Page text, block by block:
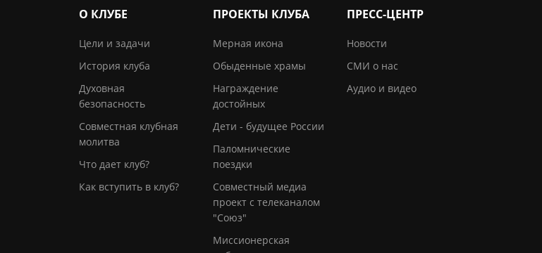
О КЛУБЕ
Цели и задачи
История клуба
Духовная
безопасность
Совместная клубная
молитва
Что дает клуб?
Как вступить в клуб?
ПРОЕКТЫ КЛУБА
Мерная икона
Обыденные храмы
Награждение
достойных
Дети - будущее России
Паломнические
поездки
Совместный медиа
проект с телеканалом
"Союз"
Миссионерская
ПРЕСС-ЦЕНТР
Новости
СМИ о нас
Аудио и видео